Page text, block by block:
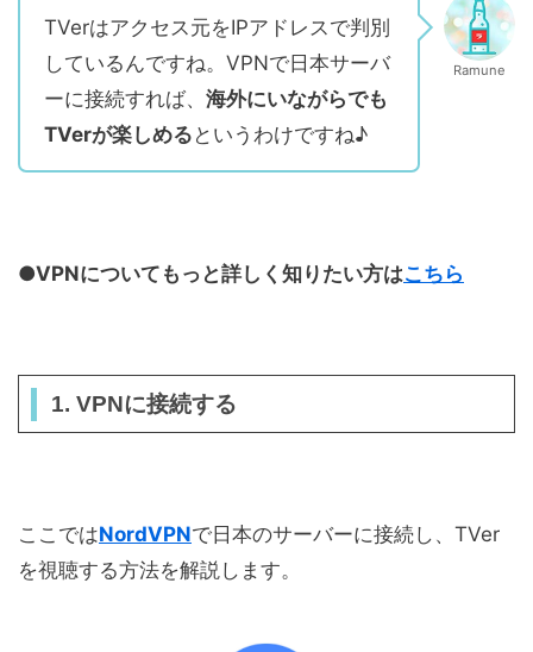
TVerはアクセス元をIPアドレスで判別
しているんですね。VPNで日本サーバ
ーに接続すれば、 海外にいながらでも
TVerが楽しめる というわけですね♪
Ramune
●VPNについてもっと詳しく知りたい方はこちら
1. VPNに接続する
ここではNordVPNで日本のサーバーに接続し、TVer
を視聴する方法を解説します。